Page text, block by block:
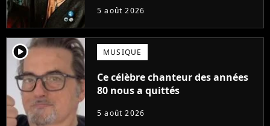
5 août 2026
player2 MUSIQUE
Ce célèbre chanteur des années
80 nous a quittés
5 août 2026